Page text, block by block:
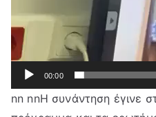
00:00
nn nnΗ συνάντηση έγινε